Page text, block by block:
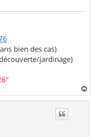
bien des cas)
jardinage)
a